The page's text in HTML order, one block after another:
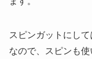
スピンガットにし
なので、スピンも